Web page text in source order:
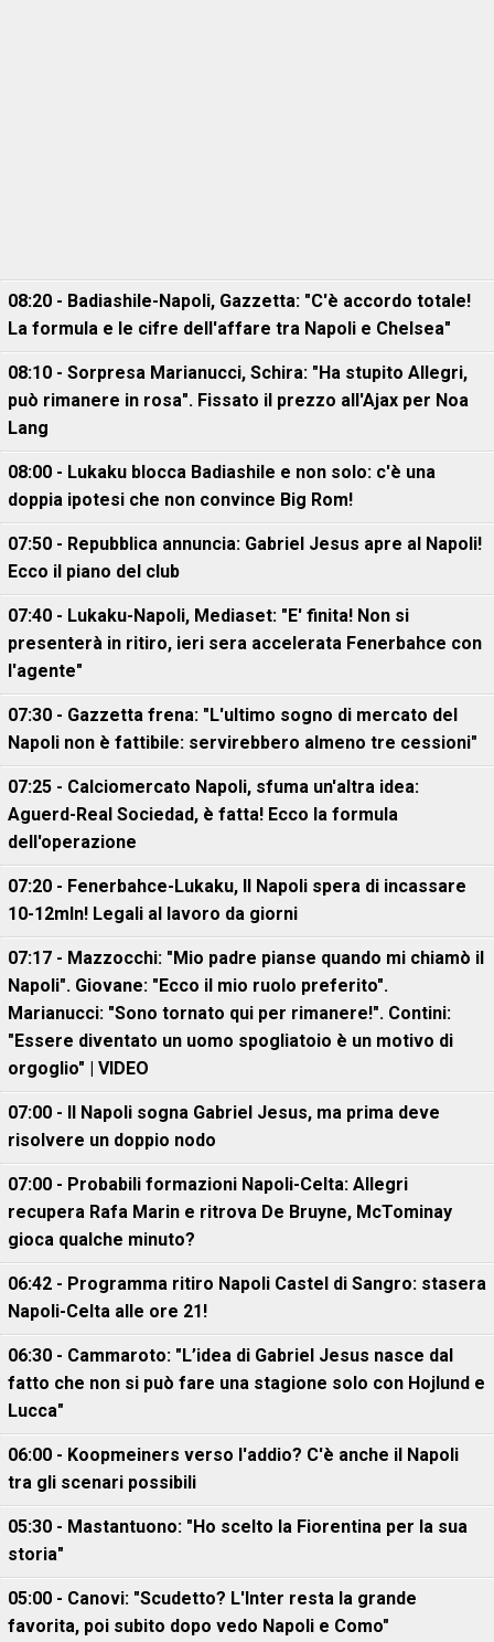
08:20 - Badiashile-Napoli, Gazzetta: "C'è accordo totale!
La formula e le cifre dell'affare tra Napoli e Chelsea"
08:10 - Sorpresa Marianucci, Schira: "Ha stupito Allegri,
può rimanere in rosa". Fissato il prezzo all'Ajax per Noa
Lang
08:00 - Lukaku blocca Badiashile e non solo: c'è una
doppia ipotesi che non convince Big Rom!
07:50 - Repubblica annuncia: Gabriel Jesus apre al Napoli!
Ecco il piano del club
07:40 - Lukaku-Napoli, Mediaset: "E' finita! Non si
presenterà in ritiro, ieri sera accelerata Fenerbahce con
l'agente"
07:30 - Gazzetta frena: "L'ultimo sogno di mercato del
Napoli non è fattibile: servirebbero almeno tre cessioni"
07:25 - Calciomercato Napoli, sfuma un'altra idea:
Aguerd-Real Sociedad, è fatta! Ecco la formula
dell'operazione
07:20 - Fenerbahce-Lukaku, ll Napoli spera di incassare
10-12mln! Legali al lavoro da giorni
07:17 - Mazzocchi: "Mio padre pianse quando mi chiamò il
Napoli". Giovane: "Ecco il mio ruolo preferito".
Marianucci: "Sono tornato qui per rimanere!". Contini:
"Essere diventato un uomo spogliatoio è un motivo di
orgoglio" | VIDEO
07:00 - Il Napoli sogna Gabriel Jesus, ma prima deve
risolvere un doppio nodo
07:00 - Probabili formazioni Napoli-Celta: Allegri
recupera Rafa Marin e ritrova De Bruyne, McTominay
gioca qualche minuto?
06:42 - Programma ritiro Napoli Castel di Sangro: stasera
Napoli-Celta alle ore 21!
06:30 - Cammaroto: "L’idea di Gabriel Jesus nasce dal
fatto che non si può fare una stagione solo con Hojlund e
Lucca"
06:00 - Koopmeiners verso l'addio? C'è anche il Napoli
tra gli scenari possibili
05:30 - Mastantuono: "Ho scelto la Fiorentina per la sua
storia"
05:00 - Canovi: "Scudetto? L'Inter resta la grande
favorita, poi subito dopo vedo Napoli e Como"